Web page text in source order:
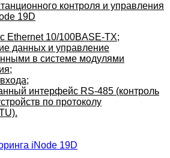
контроля и управления
19D
Ethernet 10/100BASE-TX;
данных и управление
в системе модулями
интерфейс RS-485 (контроль
по протоколу
iNode 19D